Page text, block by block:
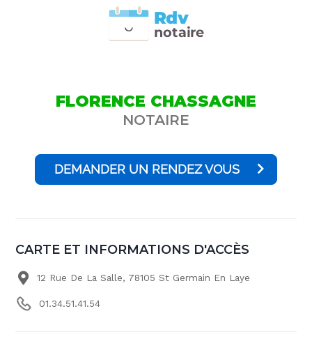
notaire
Rdv
FLORENCE CHASSAGNE
NOTAIRE
DEMANDER UN RENDEZ VOUS
CARTE ET INFORMATIONS D'ACCÈS
12 Rue De La Salle, 78105 St Germain En Laye
01.34.51.41.54